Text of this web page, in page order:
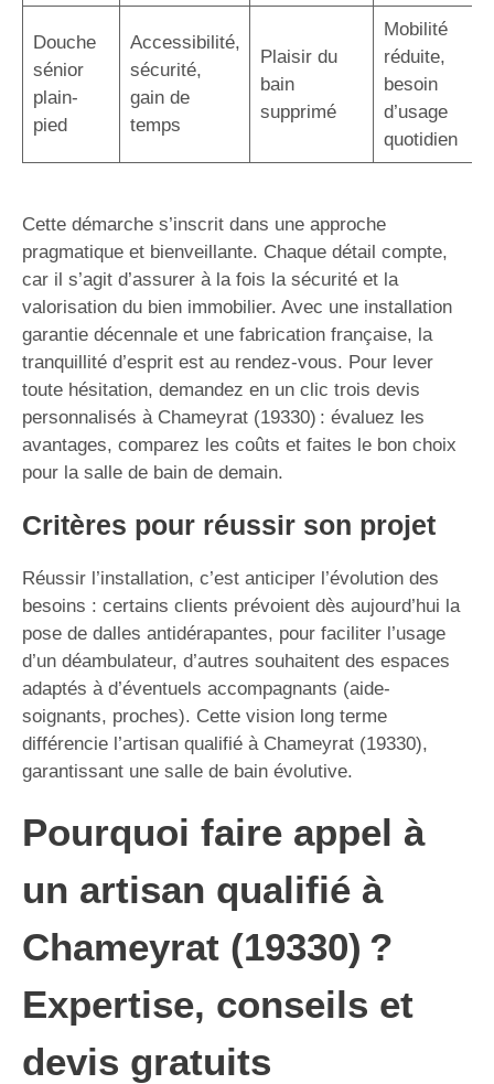
Douche
sénior
plain-
pied
Accessibilité,
sécurité,
gain de
temps
Plaisir du
bain
supprimé
Mobilité
réduite,
besoin
d’usage
quotidien
Cette démarche s’inscrit dans une approche
pragmatique et bienveillante. Chaque détail compte,
car il s’agit d’assurer à la fois la sécurité et la
valorisation du bien immobilier. Avec une installation
garantie décennale et une fabrication française, la
tranquillité d’esprit est au rendez-vous. Pour lever
toute hésitation, demandez en un clic trois devis
personnalisés à Chameyrat (19330) : évaluez les
avantages, comparez les coûts et faites le bon choix
pour la salle de bain de demain.
Critères pour réussir son projet
Réussir l’installation, c’est anticiper l’évolution des
besoins : certains clients prévoient dès aujourd’hui la
pose de dalles antidérapantes, pour faciliter l’usage
d’un déambulateur, d’autres souhaitent des espaces
adaptés à d’éventuels accompagnants (aide-
soignants, proches). Cette vision long terme
différencie l’artisan qualifié à Chameyrat (19330),
garantissant une salle de bain évolutive.
Pourquoi faire appel à
un artisan qualifié à
Chameyrat (19330) ?
Expertise, conseils et
devis gratuits